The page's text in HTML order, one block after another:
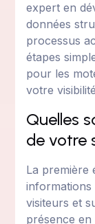
expert en
données
processus
étapes
pour les
votre
Quelles
de votre
La première
visiteurs et
présence en